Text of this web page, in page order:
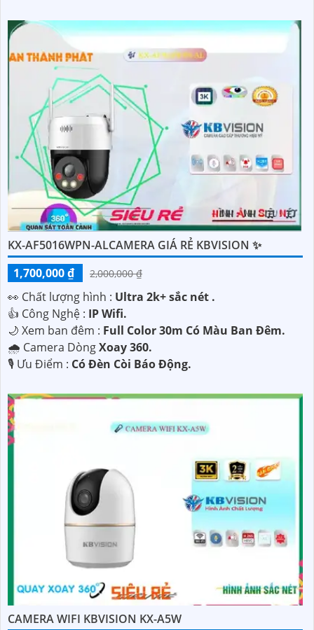
KX-AF5016WPN-ALCAMERA GIÁ RẺ KBVISION ✨
1,700,000 ₫
2,000,000 ₫
️👀 Chất lượng hình : Ultra 2k+ sắc nét .
👍 Công Nghệ : IP Wifi.
🌙 Xem ban đêm : Full Color 30m Có Màu Ban Đêm.
🌧️ Camera DòngXoay 360.
️🎙 Ưu Điểm : Có Đèn Còi Báo Động.
CAMERA WIFI KBVISION KX-A5W